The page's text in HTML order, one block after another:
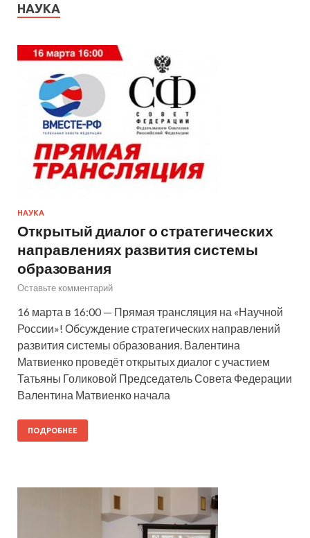
НАУКА
НАУКА
Открытый диалог о стратегических
направлениях развития системы
образования
Оставьте комментарий
16 марта в 16:00 — Прямая трансляция на «Научной
России»! Обсуждение стратегических направлений
развития системы образования. Валентина
Матвиенко проведёт открытых диалог с участием
Татьяны Голиковой Председатель Совета Федерации
Валентина Матвиенко начала
ПОДРОБНЕЕ